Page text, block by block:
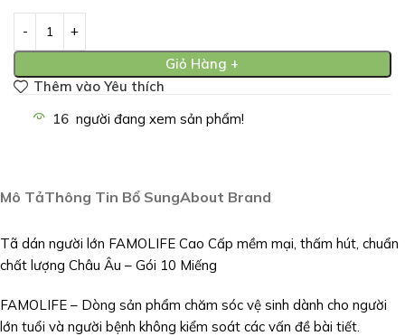
Giỏ Hàng +
Thêm vào Yêu thích
16 người đang xem sản phẩm!
Mô TảThông Tin Bổ SungAbout Brand
Tã dán người lớn FAMOLIFE Cao Cấp mềm mại, thấm hút, chuẩn
chất lượng Châu Âu – Gói 10 Miếng
FAMOLIFE – Dòng sản phẩm chăm sóc vệ sinh dành cho người
lớn tuổi và người bệnh không kiểm soát các vấn đề bài tiết.